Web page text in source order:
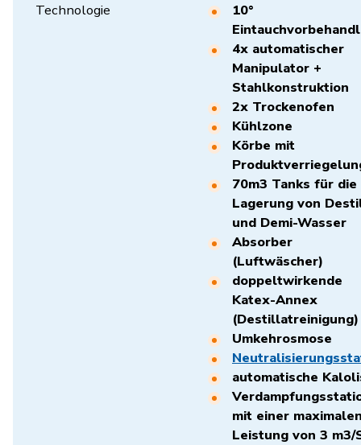
Technologie
10°
4x automatischer
Manipulator +
Stahlkonstruktion
2x Trockenofen
Kühlzone
Körbe mit
70m3 Tanks für die
Lagerung von
und Demi-Wasser
Absorber
(Luftwäscher)
doppeltwirkende
Katex-Annex
(Destillatreinigung)
Umkehrosmose
automatische
mit einer
Leistung von 3 m3/